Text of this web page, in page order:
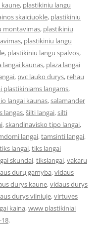
, plastikiniu langu
skaiciuokle, plastikiniu
montavimas, plastikiniu
, plastikiniu langu
, plastikiniu langu spalvos,
langai kaunas, plaza langai
, pvc lauko durys, rehau
plastikiniams langams,
langai kaunas,salamander
langas,šilti langai,silti
,skandinavisko tipo langai,
langai,tamsinti langai,
tiks langai,tiks langai
skundai,tikslangai,vakaru
durų gamyba,vidaus
durys kaune,vidaus durys
durys vilniuje,virtuves
kaina,www plastikiniai
18.